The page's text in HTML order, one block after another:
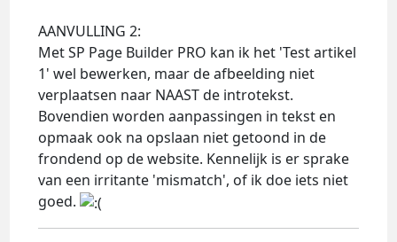
AANVULLING 2:
Met SP Page Builder PRO kan ik het 'Test artikel
1' wel bewerken, maar de afbeelding niet
verplaatsen naar NAAST de introtekst.
Bovendien worden aanpassingen in tekst en
opmaak ook na opslaan niet getoond in de
frondend op de website. Kennelijk is er sprake
van een irritante 'mismatch', of ik doe iets niet
goed.